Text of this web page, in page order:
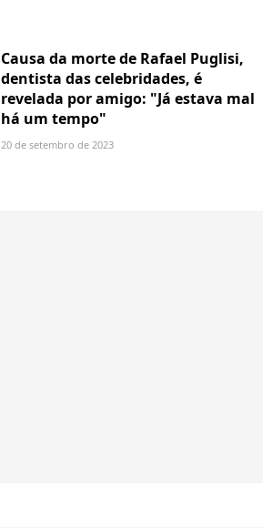
Causa da morte de Rafael Puglisi,
dentista das celebridades, é
revelada por amigo: "Já estava mal
há um tempo"
20 de setembro de 2023